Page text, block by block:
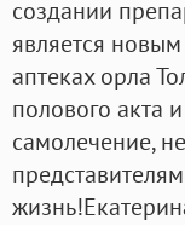
создании
является
аптеках орла
полового акта
самолечение,